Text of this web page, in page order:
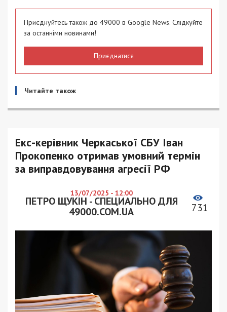
Приєднуйтесь також до 49000 в Google News. Слідкуйте
за останніми новинами!
Приєднатися
Читайте також
Екс-керівник Черкаської СБУ Іван
Прокопенко отримав умовний термін
за виправдовування агресії РФ
13/07/2025 - 12:00
ПЕТРО ЩУКІН - СПЕЦИАЛЬНО ДЛЯ
49000.COM.UA
731